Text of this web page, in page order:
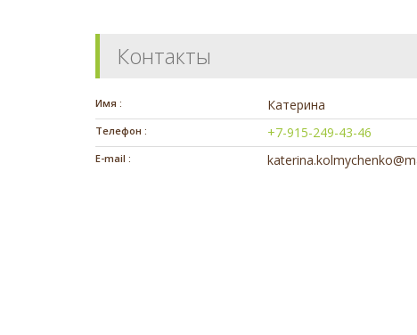
Контакты
Имя : Катерина
Телефон : +7-915-249-43-46
E-mail :